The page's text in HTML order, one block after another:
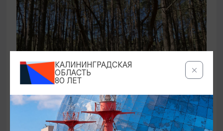
ЭКСКУРСИИ УЧРЕЖДЕНИЙ КУЛЬТУРЫ
Аудиоспектакль «Истории Куршской
косы»
КАЛИНИНГРАДСКАЯ
ОБЛАСТЬ
80 ЛЕТ